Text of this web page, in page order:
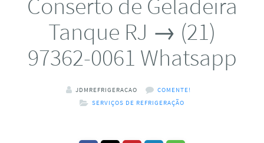
Tanque RJ → (21)
97362-0061 Whatsapp
JDMREFRIGERACAO
COMENTE!
SERVIÇOS DE REFRIGERAÇÃO